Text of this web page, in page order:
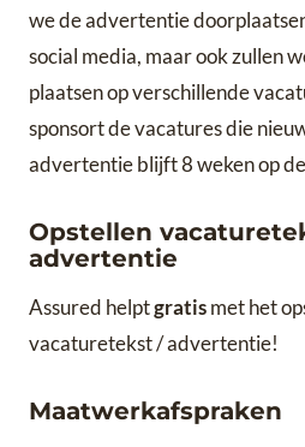
we de advertentie
social media, maar ook zullen
plaatsen op verschillende
sponsort de vacatures die
advertentie blijft 8 weken op
Opstellen
advertentie
Assured helptgratismet het
vacaturetekst / advertentie!
Maatwerkafspraken